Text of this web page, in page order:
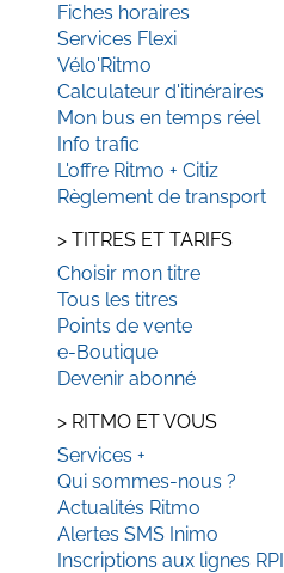
Fiches horaires
Services Flexi
Vélo'Ritmo
Calculateur d'itinéraires
Mon bus en temps réel
Info trafic
L'offre Ritmo + Citiz
Règlement de transport
> TITRES ET TARIFS
Choisir mon titre
Tous les titres
Points de vente
e-Boutique
Devenir abonné
> RITMO ET VOUS
Services +
Qui sommes-nous ?
Actualités Ritmo
Alertes SMS Inimo
Inscriptions aux lignes RPI